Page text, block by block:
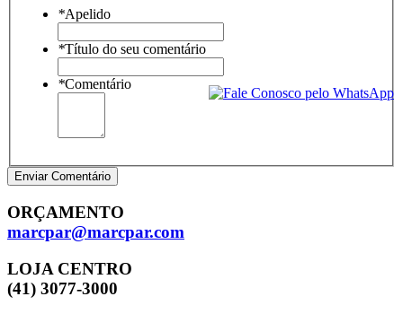
*Apelido
*Título do seu comentário
*Comentário
Enviar Comentário
ORÇAMENTO
marcpar@marcpar.com
LOJA CENTRO
(41) 3077-3000